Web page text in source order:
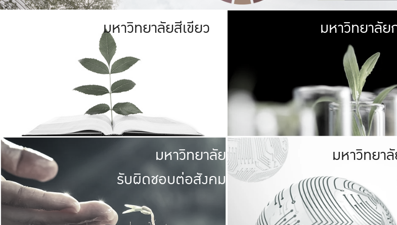
มหาวิทยาลัยสีเขียว
เกษตรศ
เ
เกษตรในเมื
ที่
มหาวิทยาลัย
มหาวิทยาลัย
รับผิดชอบต่อสังคม
มหาวิทยาลัย
ร่ว
มหาวิทยา